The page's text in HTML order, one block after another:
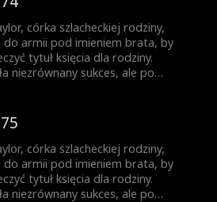
Wtedy rozpoczęła swoją
córka szlacheckiej rodziny,
do armii pod imieniem brata, by
tytuł księcia dla rodziny.
niezrównany sukces, ale po
Niespodziewanie odrodziła się
Wtedy rozpoczęła swoją
córka szlacheckiej rodziny,
do armii pod imieniem brata, by
tytuł księcia dla rodziny.
niezrównany sukces, ale po